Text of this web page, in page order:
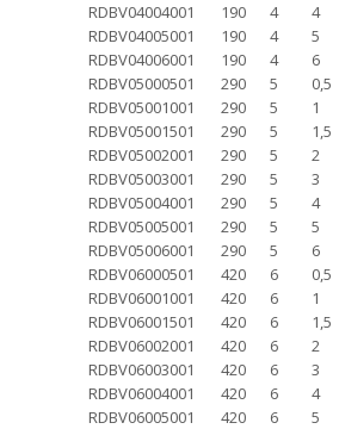
RDBV04004001
190 4 4
RDBV04005001
190 4 5
RDBV04006001
190 4 6
RDBV05000501
290 5 0,5
RDBV05001001
290 5 1
RDBV05001501
290 5 1,5
RDBV05002001
290 5 2
RDBV05003001
290 5 3
RDBV05004001
290 5 4
RDBV05005001
290 5 5
RDBV05006001
290 5 6
RDBV06000501
420 6 0,5
RDBV06001001
420 6 1
RDBV06001501
420 6 1,5
RDBV06002001
420 6 2
RDBV06003001
420 6 3
RDBV06004001
420 6 4
RDBV06005001
420 6 5